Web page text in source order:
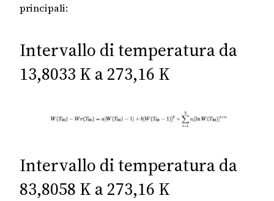
principali:
Intervallo di temperatura da
13,8033 K a 273,16 K
Intervallo di temperatura da
83,8058 K a 273,16 K